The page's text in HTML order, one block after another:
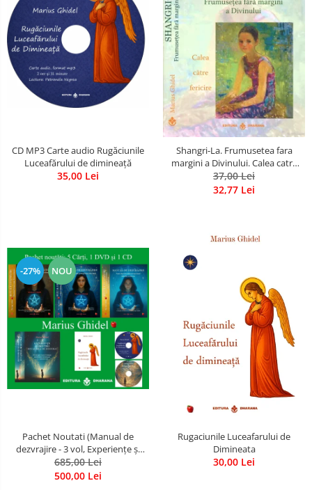
CD MP3 Carte audio Rugăciunile
Luceafărului de dimineață
35,00 Lei
Shangri-La. Frumusetea fara
margini a Divinului. Calea catre
fericire
37,00 Lei
32,77 Lei
-27% NOU
Pachet Noutati (Manual de
dezvrajire - 3 vol, Experiențe și
amintiri, Rugăciunile
Luceafarului de dimineata) -
685,00 Lei
500,00 Lei
Rugaciunile Luceafarului de
Dimineata
30,00 Lei